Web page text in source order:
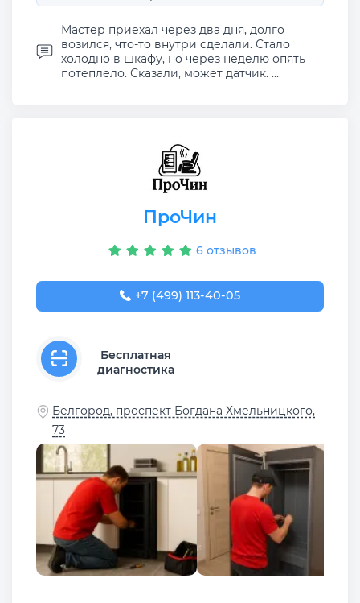
Мастер приехал через два дня, долго
возился, что-то внутри сделали. Стало
холодно в шкафу, но через неделю опять
потеплело. Сказали, может датчик. ...
ПроЧин
6 отзывов
+7 (499) 113-40-05
Бесплатная
диагностика
Белгород, проспект Богдана Хмельницкого,
73